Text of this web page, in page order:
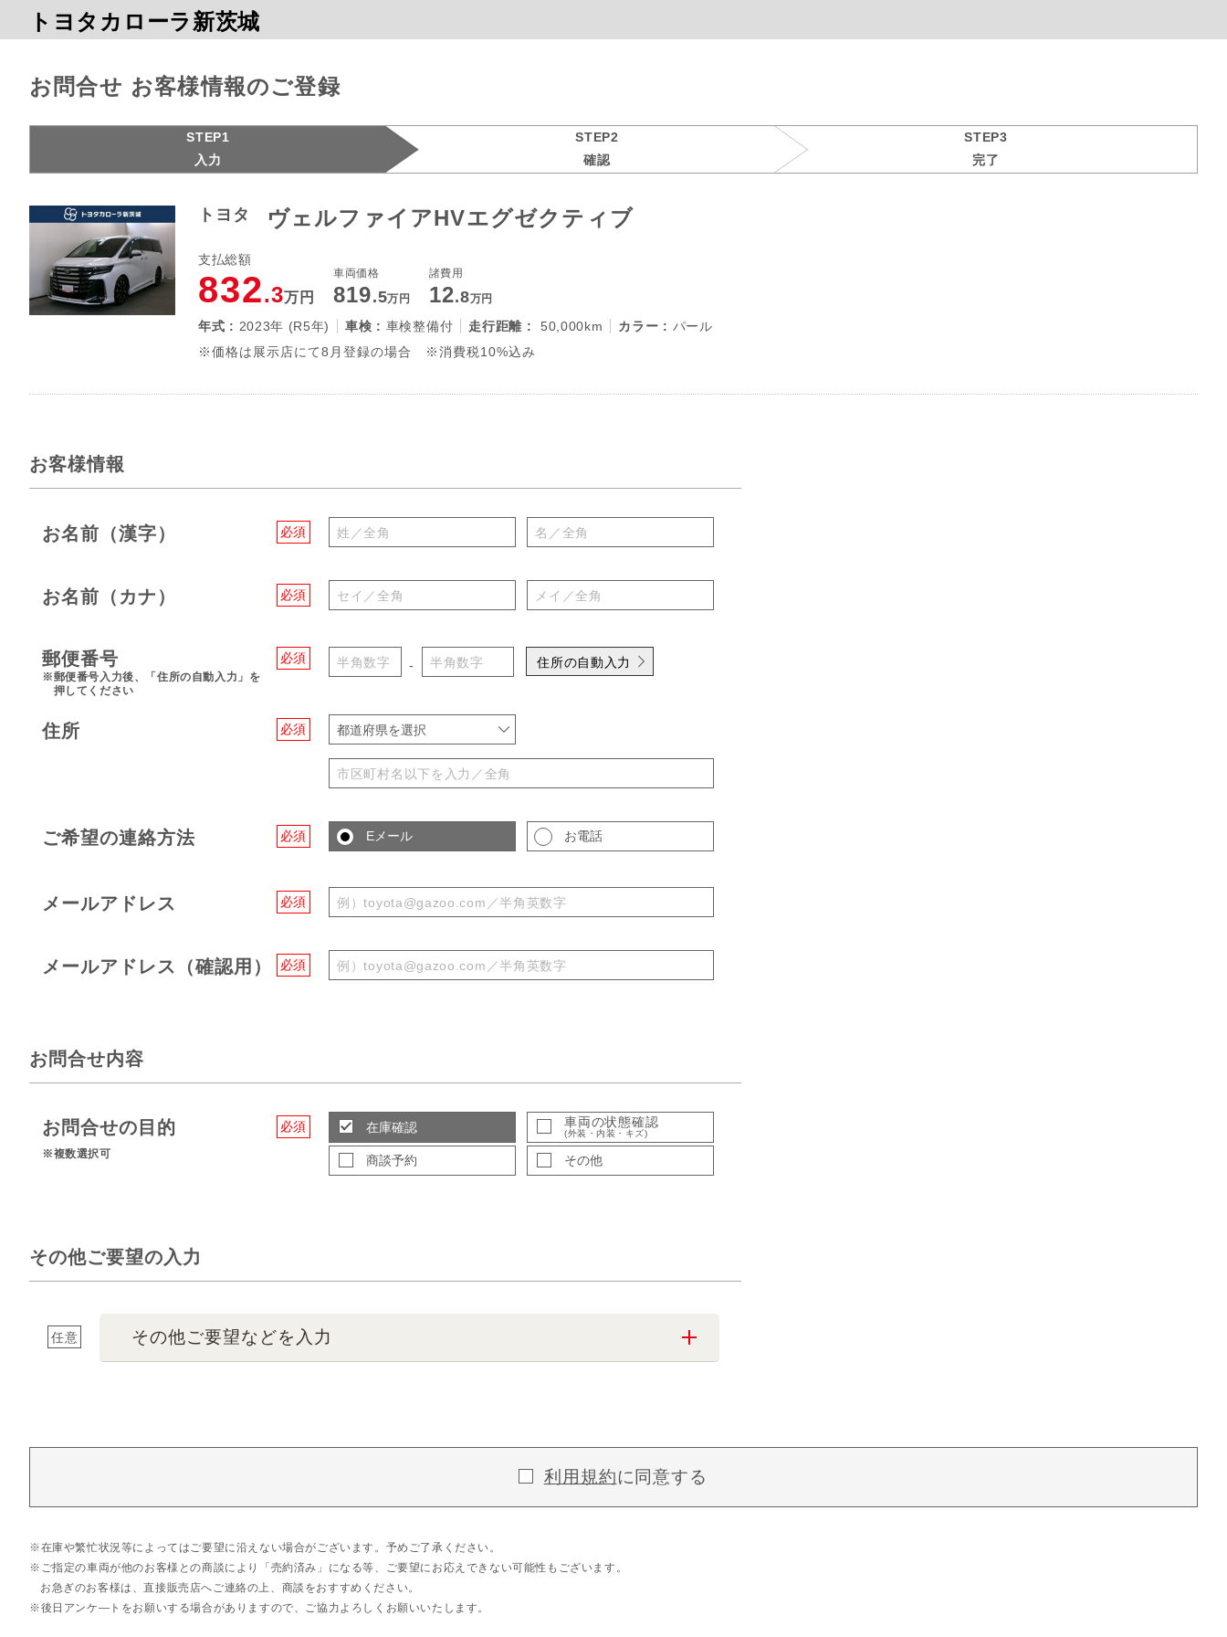
トヨタカローラ新茨城
お問合せ お客様情報のご登録
STEP1
入力
STEP2
確認
STEP3
完了
トヨタ ヴェルファイアHVエグゼクティブ
支払総額
832.3万円
車両価格
819.5万円
諸費用
12.8万円
年式 : 2023年 (R5年) 車検 : 車検整備付 走行距離 : 50,000km カラー : パール
※価格は展示店にて8月登録の場合 ※消費税10%込み
お客様情報
必須
お名前（漢字）
必須
お名前（カナ）
必須
郵便番号
※郵便番号入力後、「住所の自動入力」を
押してください
- 住所の自動入力
必須
住所 都道府県を選択
必須
ご希望の連絡方法 Eメール お電話
必須
メールアドレス
必須
メールアドレス（確認用）
お問合せ内容
必須
お問合せの目的
※複数選択可
在庫確認 車両の状態確認
(外装・内装・キズ)
商談予約 その他
その他ご要望の入力
任意 その他ご要望などを入力
利用規約に同意する
在庫や繁忙状況等によってはご要望に沿えない場合がございます。予めご了承ください。
ご指定の車両が他のお客様との商談により「売約済み」になる等、ご要望にお応えできない可能性もございます。
お急ぎのお客様は、直接販売店へご連絡の上、商談をおすすめください。
後日アンケ―トをお願いする場合がありますので、ご協力よろしくお願いいたします。